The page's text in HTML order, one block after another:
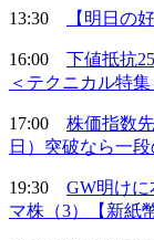
13:30 【明日の
16:00 下値抵抗
＜テクニカル特集
17:00 株価指数
日）突破なら一
19:30 GW明け
マ株（3）【新紙